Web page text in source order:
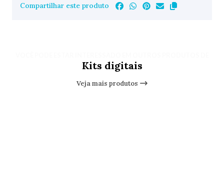
Compartilhar este produto
Kits digitais
Veja mais produtos